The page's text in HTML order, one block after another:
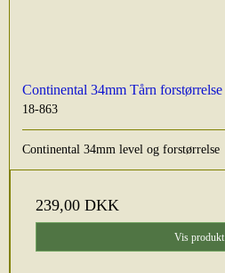
Continental 34mm Tårn forstørrelse
18-863
Continental 34mm level og forstørrelse
239,00 DKK
Vis produkt